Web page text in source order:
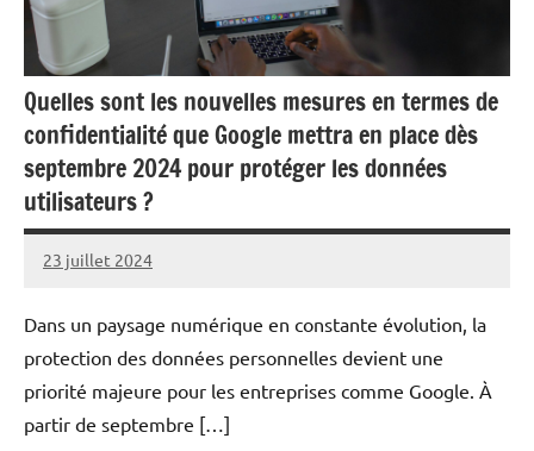
Quelles sont les nouvelles mesures en termes de
confidentialité que Google mettra en place dès
septembre 2024 pour protéger les données
utilisateurs ?
23 juillet 2024
Ruben
Dans un paysage numérique en constante évolution, la
protection des données personnelles devient une
priorité majeure pour les entreprises comme Google. À
partir de septembre […]